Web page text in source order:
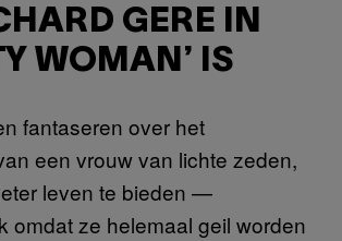
GERE IN
WOMAN’ IS
fantaseren over het
een vrouw van lichte zeden,
leven te bieden —
omdat ze helemaal geil worden